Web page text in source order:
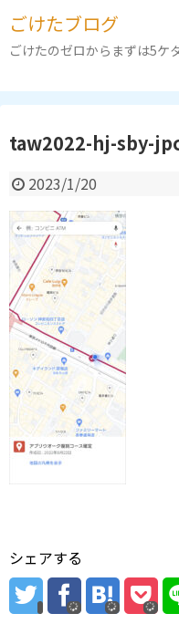
ごけたブログ
ごけたのゼロからまずは5ケ
taw2022-hj-sby-
2023/1/20
シェアする